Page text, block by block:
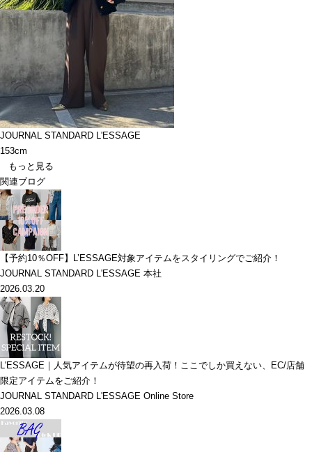
JOURNAL STANDARD L'ESSAGE
153cm
もっと見る
関連ブログ
【予約10％OFF】L’ESSAGE対象アイテムをスタイリングでご紹介！
JOURNAL STANDARD L'ESSAGE 本社
2026.03.20
L'ESSAGE｜人気アイテムが待望の再入荷！ここでしか買えない、EC/店舗
限定アイテムをご紹介！
JOURNAL STANDARD L'ESSAGE Online Store
2026.03.08